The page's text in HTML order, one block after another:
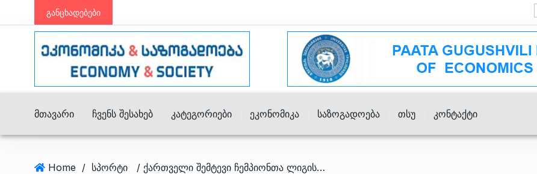
განცხადებები
Მთავარი Ჩვენს Შესახებ Კატეგორიები Ეკონომიკა Საზოგადოება Თსუ Კონტაქტი
Home / სპორტი / ქართველი შემტევი ჩემპიონთა ლიგისთვის ემზადება